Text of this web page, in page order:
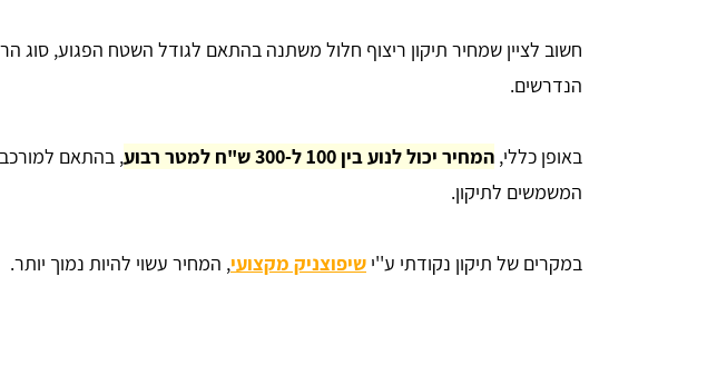
חשוב לציין שמחיר תיקון ריצוף חלול משתנה בהתאם לגודל השטח הפגוע, סוג
הנדרשים.
באופן כללי, המחיר יכול לנוע בין 100 ל-300 ש"ח למטר רבוע
, בהתאם
המשמשים לתיקון.
במקרים של תיקון נקודתי ע''י שיפוצניק מקצועי, המחיר עשוי להיות נמוך יותר.